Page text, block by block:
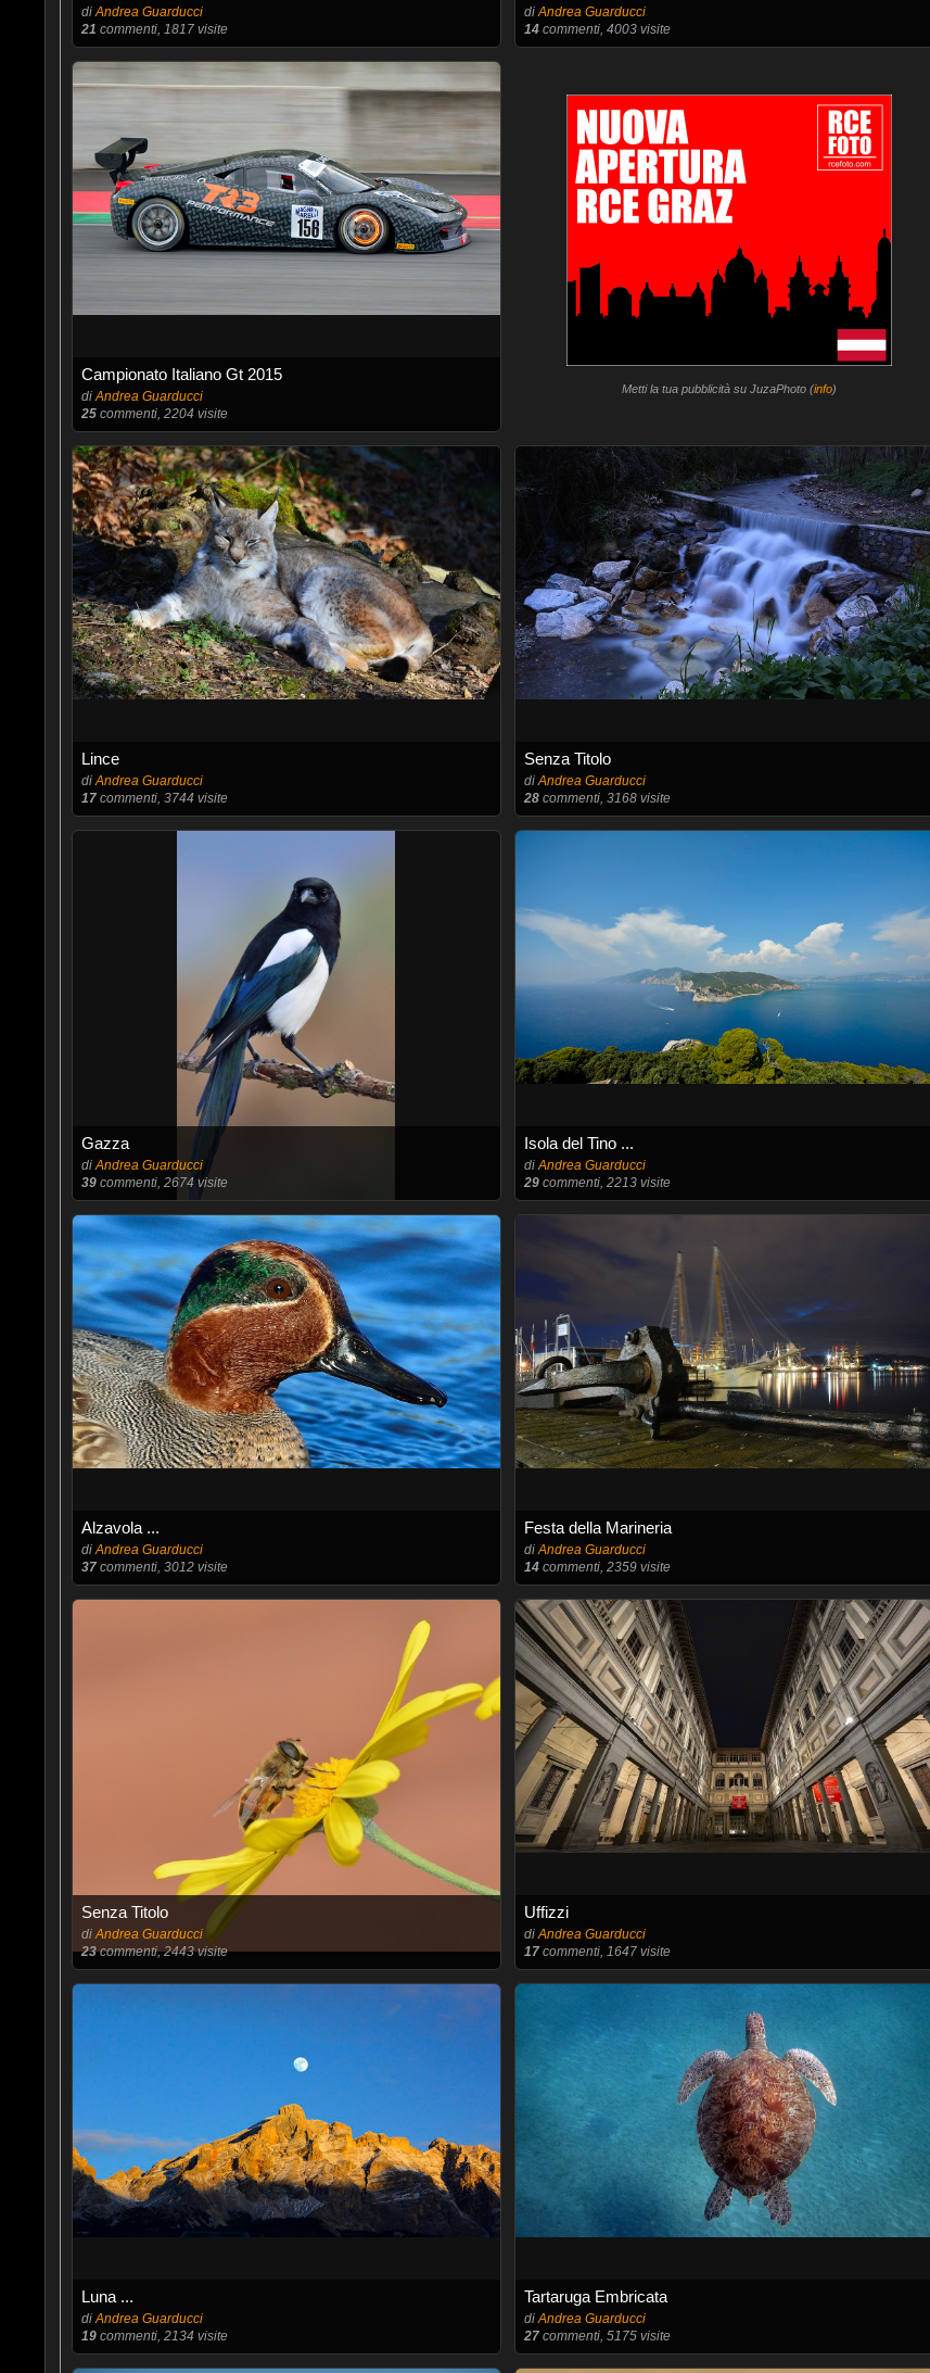
diAndrea Guarducci
21 commenti, 1817 visite
diAndrea Guarducci
14commenti, 4003 visite
Campionato Italiano Gt 2015
diAndrea Guarducci
25commenti, 2204 visite
Metti la tua pubblicità su JuzaPhoto (info)
Lince
diAndrea Guarducci
17commenti, 3744 visite
Senza Titolo
diAndrea Guarducci
28commenti, 3168 visite
Gazza
diAndrea Guarducci
39commenti, 2674 visite
Isola del Tino ...
diAndrea Guarducci
29commenti, 2213 visite
Alzavola ...
diAndrea Guarducci
37commenti, 3012 visite
Festa della Marineria
diAndrea Guarducci
14commenti, 2359 visite
Senza Titolo
diAndrea Guarducci
23commenti, 2443 visite
Uffizzi
diAndrea Guarducci
17commenti, 1647 visite
Luna ...
diAndrea Guarducci
19commenti, 2134 visite
Tartaruga Embricata
diAndrea Guarducci
27commenti, 5175 visite